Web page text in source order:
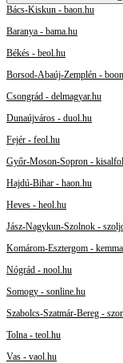
Bács-Kiskun - baon.hu
Baranya - bama.hu
Békés - beol.hu
Borsod-Abaúj-Zemplén -
Csongrád - delmagyar.hu
Dunaújváros - duol.hu
Fejér - feol.hu
Győr-Moson-Sopron -
Hajdú-Bihar - haon.hu
Heves - heol.hu
Jász-Nagykun-Szolnok -
Komárom-Esztergom -
Nógrád - nool.hu
Somogy - sonline.hu
Szabolcs-Szatmár-Bereg -
Tolna - teol.hu
Vas - vaol.hu